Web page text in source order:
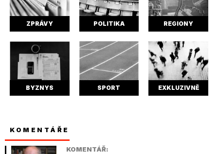
ZPRÁVY POLITIKA REGIONY
BYZNYS SPORT EXKLUZIVNĚ
KOMENTÁŘE
KOMENTÁŘ: